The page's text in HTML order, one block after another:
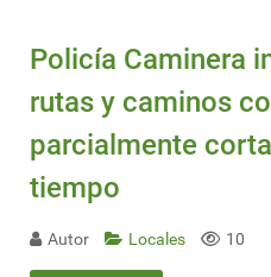
Policía Caminera
rutas y caminos
parcialmente
tiempo
Autor Locales 10